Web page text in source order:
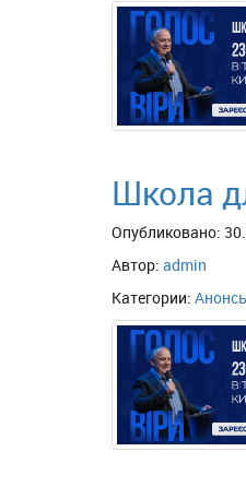
Школа
Опубликовано:
Автор: admin
Категории: